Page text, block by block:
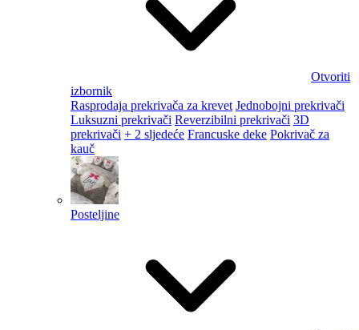
Otvoriti
izbornik
Rasprodaja prekrivača za krevet Jednobojni prekrivači
Luksuzni prekrivači Reverzibilni prekrivači 3D
prekrivači + 2 sljedeće Francuske deke Pokrivač za
kauč
Posteljine